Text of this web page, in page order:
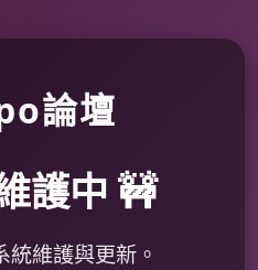
論壇
護中 🚧
維護與更新。